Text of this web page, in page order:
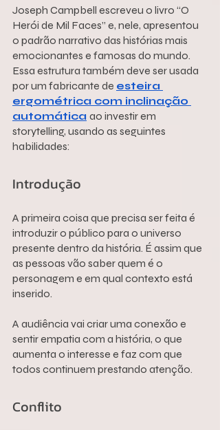
Joseph Campbell escreveu o livro “O
Herói de Mil Faces” e, nele, apresentou
o padrão narrativo das histórias mais
emocionantes e famosas do mundo.
Essa estrutura também deve ser usada
por um fabricante de esteira
ergométrica com inclinação
automática ao investir em
storytelling, usando as seguintes
habilidades:
Introdução
A primeira coisa que precisa ser feita é
introduzir o público para o universo
presente dentro da história. É assim que
as pessoas vão saber quem é o
personagem e em qual contexto está
inserido.
A audiência vai criar uma conexão e
sentir empatia com a história, o que
aumenta o interesse e faz com que
todos continuem prestando atenção.
Conflito